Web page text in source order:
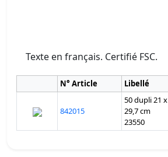
Texte en français. Certifié FSC.
N° Article Libellé
842015
50 dupli 21 x
29,7 cm
23550